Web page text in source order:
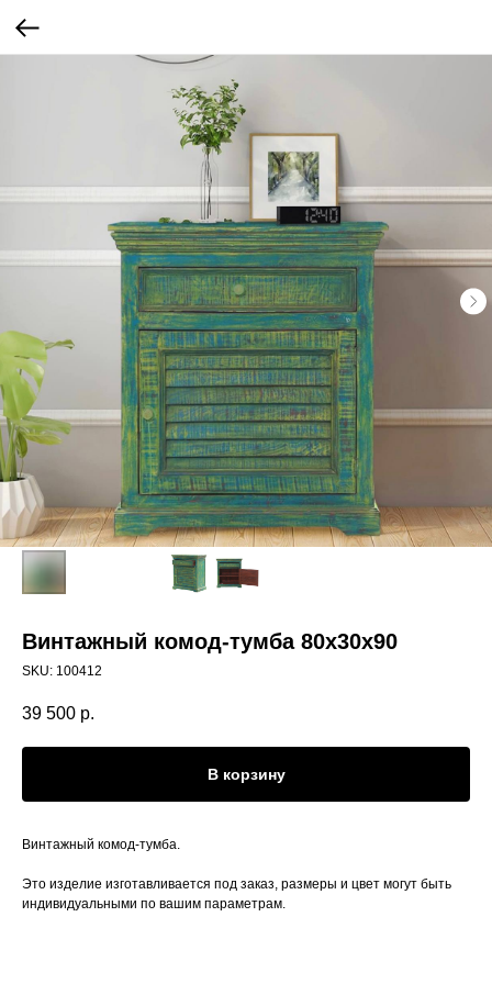
Винтажный комод-тумба 80x30x90
SKU: 100412
39 500 р.
В корзину
Винтажный комод-тумба.
Это изделие изготавливается под заказ, размеры и цвет могут быть
индивидуальными по вашим параметрам.